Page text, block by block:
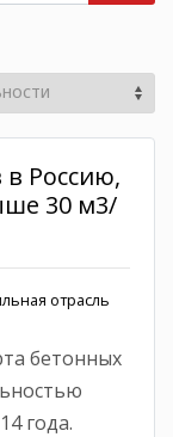
Россию,
30 м3/
отрасль
бетонных
года.